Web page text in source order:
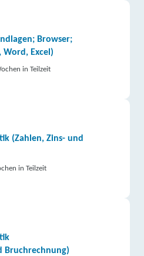
Browser;
Excel)
in Teilzeit
(Zahlen, Zins- und
in Teilzeit
Bruchrechnung)